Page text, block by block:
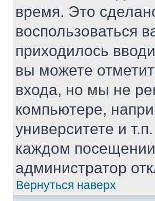
время. Это
воспользоваться
приходилось
вы можете
входа, но мы не
компьютере,
университете и
каждом
администратор
Вернуться наверх